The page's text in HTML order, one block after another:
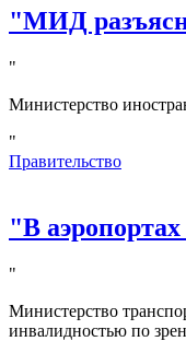
"МИД
"
Министерство
"
Правительство
"В
"
Министерство
инвалидностью по